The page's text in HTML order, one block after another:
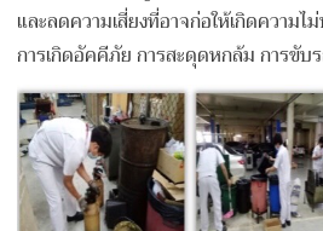
และลดความเสี่ยงที่อาจก่อให้เกิดความไ
การเกิดอัคคีภัย การสะดุดหกล้ม การขับ